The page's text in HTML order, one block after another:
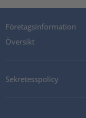
Företagsinformation
Översikt
Sekretesspolicy